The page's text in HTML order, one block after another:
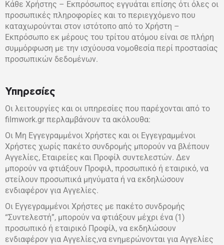
Κάθε Χρήστης – Εκπρόσωπος εγγυάται επίσης ότι όλες οι
προσωπικές πληροφορίες και το περιεγχόμενο που
καταχωρούνται στον ιστότοπο από το Χρήστη –
Εκπρόσωπο εκ μέρους του τρίτου ατόμου είναι σε πλήρη
συμμόρφωση με την ισχύουσα νομοθεσία περί προστασίας
προσωπικών δεδομένων.
Υπηρεσίες
Οι λειτουργίες και οι υπηρεσίες που παρέχονται από το
filmwork.gr περλαμβάνουν τα ακόλουθα:
Οι Μη Εγγεγραμμένοι Χρήστες και οι Εγγεγραμμένοι
Χρήστες χωρίς πακέτο συνδρομής μπορούν να βλέπουν
Αγγελίες, Εταιρείες και Προφίλ συντελεστών. Δεν
μπορούν να φτιάξουν Προφιλ, προσωπικό ή εταιρικό, να
στείλουν προσωπικά μηνύματα ή να εκδηλώσουν
ενδιαφέρον για Αγγελίες.
Οι Εγγεγραμμένοι Χρήστες με πακέτο συνδρομής
“Συντελεστή”, μπορούν να φτιάξουν μέχρι ένα (1)
προσωπικό ή εταιρικό Προφίλ, να εκδηλώσουν
ενδιαφέρον για Αγγελίες,να ενημερώνονται για Αγγελίες